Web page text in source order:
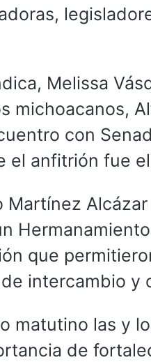
Melissa
michoacanos,
con
el anfitrión fue
Martínez
que
intercambio y
matutino las y
de